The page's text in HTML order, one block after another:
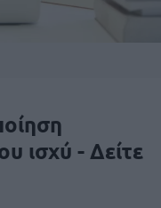
ισχύ - Δείτε